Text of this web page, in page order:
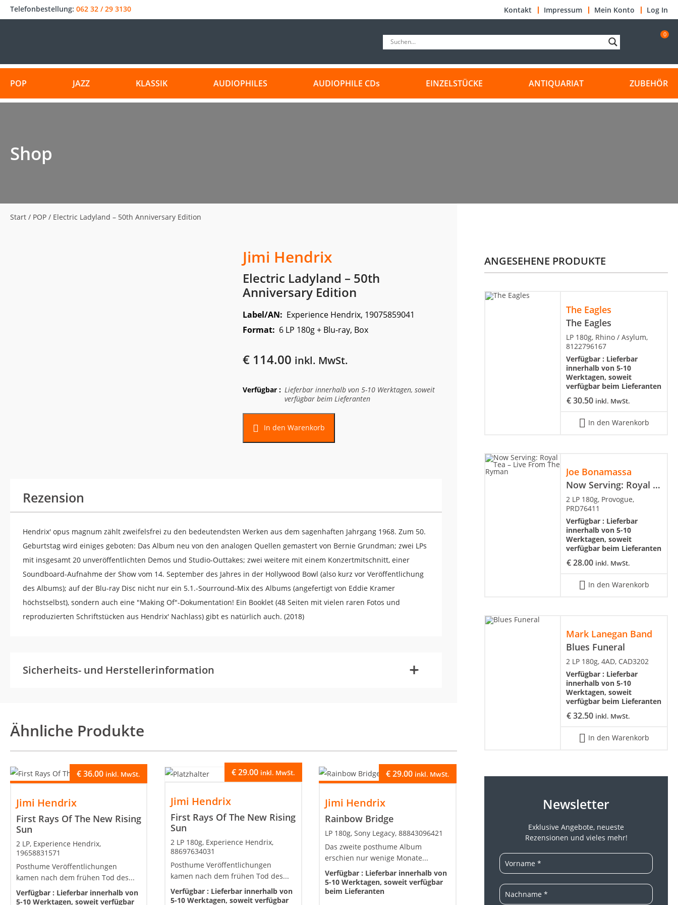
Telefonbestellung: 062 32 / 29 3130 Kontakt Impressum Mein Konto Log In
0
POP JAZZ KLASSIK AUDIOPHILES AUDIOPHILE CDs EINZELSTÜCKE ANTIQUARIAT ZUBEHÖR
Shop
Start / POP / Electric Ladyland – 50th Anniversary Edition
Jimi Hendrix
Electric Ladyland – 50th
Anniversary Edition
Label/AN: Experience Hendrix, 19075859041
Format: 6 LP 180g + Blu-ray, Box
€114.00 inkl. MwSt.
Verfügbar : Lieferbar innerhalb von 5-10 Werktagen, soweit
verfügbar beim Lieferanten
In den Warenkorb
Rezension
Hendrix' opus magnum zählt zweifelsfrei zu den bedeutendsten Werken aus dem sagenhaften Jahrgang 1968. Zum 50.
Geburtstag wird einiges geboten: Das Album neu von den analogen Quellen gemastert von Bernie Grundman; zwei LPs
mit insgesamt 20 unveröffentlichten Demos und Studio-Outtakes; zwei weitere mit einem Konzertmitschnitt, einer
Soundboard-Aufnahme der Show vom 14. September des Jahres in der Hollywood Bowl (also kurz vor Veröffentlichung
des Albums); auf der Blu-ray Disc nicht nur ein 5.1.-Sourround-Mix des Albums (angefertigt von Eddie Kramer
höchstselbst), sondern auch eine "Making Of"-Dokumentation! Ein Booklet (48 Seiten mit vielen raren Fotos und
reproduzierten Schriftstücken aus Hendrix' Nachlass) gibt es natürlich auch. (2018)
Sicherheits- und Herstellerinformation +
-
Ähnliche Produkte
Jimi Hendrix
First Rays Of The New Rising
Sun
€36.00 inkl. MwSt.
2 LP, Experience Hendrix,
19658831571
Posthume Veröffentlichungen
kamen nach dem frühen Tod des...
Verfügbar : Lieferbar innerhalb von
5-10 Werktagen, soweit verfügbar
Jimi Hendrix
First Rays Of The New Rising
Sun
€29.00 inkl. MwSt.
2 LP 180g, Experience Hendrix,
88697634031
Posthume Veröffentlichungen
kamen nach dem frühen Tod des...
Verfügbar : Lieferbar innerhalb von
5-10 Werktagen, soweit verfügbar
Jimi Hendrix
Rainbow Bridge
€29.00 inkl. MwSt.
LP 180g, Sony Legacy, 88843096421
Das zweite posthume Album
erschien nur wenige Monate...
Verfügbar : Lieferbar innerhalb von
5-10 Werktagen, soweit verfügbar
beim Lieferanten
ANGESEHENE PRODUKTE
The Eagles
The Eagles
€30.50 inkl. MwSt.
LP 180g, Rhino / Asylum,
8122796167
Verfügbar : Lieferbar
innerhalb von 5-10
Werktagen, soweit
verfügbar beim Lieferanten
In den Warenkorb
Joe Bonamassa
Now Serving: Royal Tea – Live From The Ryman
€28.00 inkl. MwSt.
2 LP 180g, Provogue,
PRD76411
Verfügbar : Lieferbar
innerhalb von 5-10
Werktagen, soweit
verfügbar beim Lieferanten
In den Warenkorb
Mark Lanegan Band
Blues Funeral
€32.50 inkl. MwSt.
2 LP 180g, 4AD, CAD3202
Verfügbar : Lieferbar
innerhalb von 5-10
Werktagen, soweit
verfügbar beim Lieferanten
In den Warenkorb
Newsletter
Exklusive Angebote, neueste
Rezensionen und vieles mehr!